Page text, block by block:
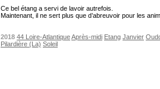
Ce bel étang a servi de lavoir autrefois.
Maintenant, il ne sert plus que d’abreuvoir pour les
2018 44 Loire-AtlantiqueAprès-midi Etang Janvier
Pilardière (La) Soleil